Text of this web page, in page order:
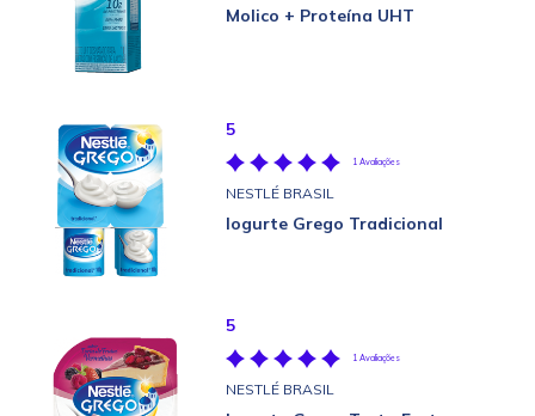
Molico + Proteína UHT
5
1 Avaliações
NESTLÉ BRASIL
Iogurte Grego Tradicional
5
1 Avaliações
NESTLÉ BRASIL